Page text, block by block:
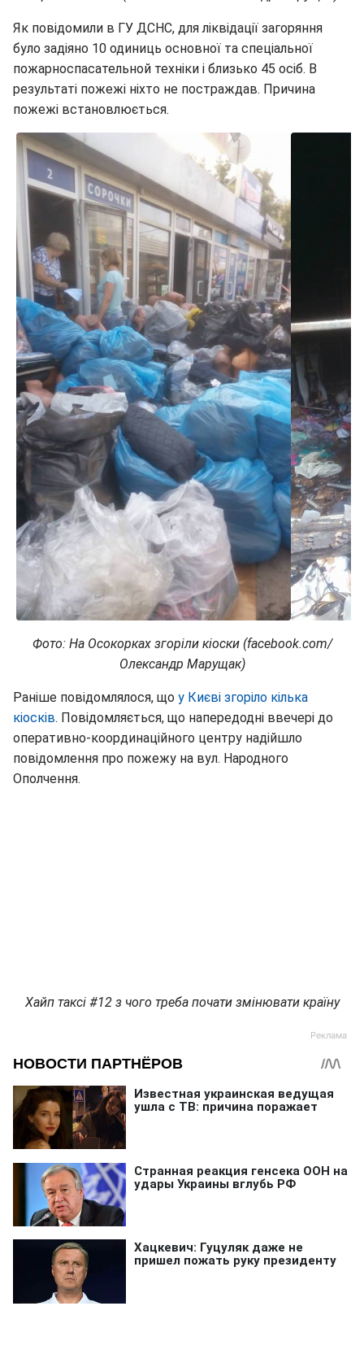
Як повідомили в ГУ ДСНС, для ліквідації загоряння
було задіяно 10 одиниць основної та спеціальної
пожарноспасательной техніки і близько 45 осіб. В
результаті пожежі ніхто не постраждав. Причина
пожежі встановлюється.
Фото: На Осокорках згоріли кіоски (facebook.com/
Олександр Марущак)
Раніше повідомлялося, що у Києві згоріло кілька
кіосків. Повідомляється, що напередодні ввечері до
оперативно-координаційного центру надійшло
повідомлення про пожежу на вул. Народного
Ополчення.
Хайп таксі #12 з чого треба почати змінювати країну